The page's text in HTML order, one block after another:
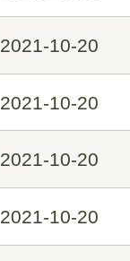
2021-10-20
2021-10-20
2021-10-20
2021-10-20